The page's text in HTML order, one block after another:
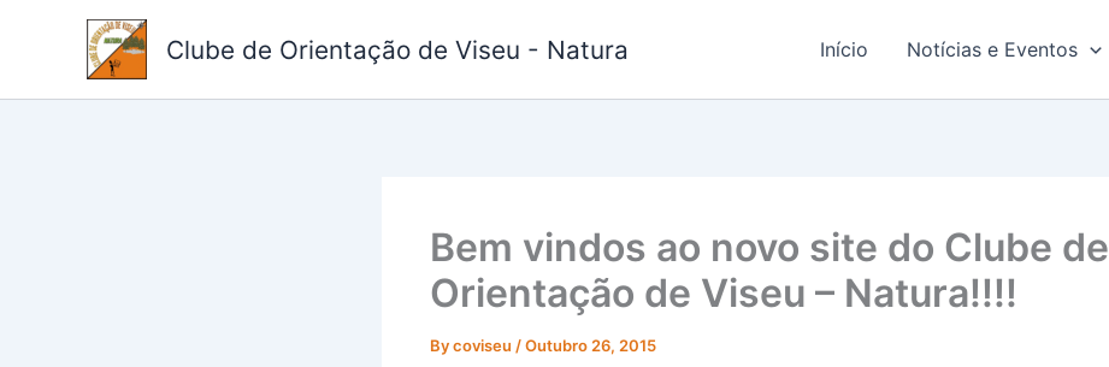
Clube de Orientação de Viseu - Natura Início Notícias e Eventos
Bem vindos ao novo site do Clube de
Orientação de Viseu – Natura!!!!
Bycoviseu /Outubro 26, 2015